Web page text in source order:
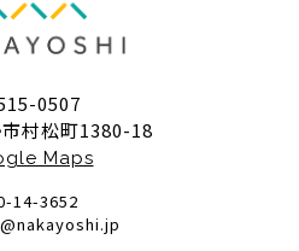
0507
村松町1380-18
Maps
14-3652